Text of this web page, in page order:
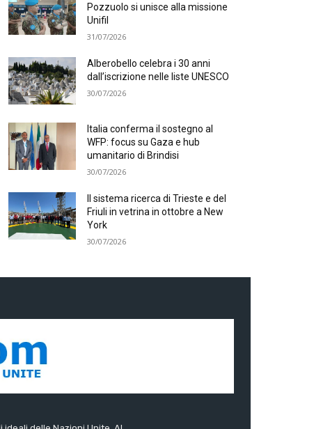
Pozzuolo si unisce alla missione
Unifil
31/07/2026
Alberobello celebra i 30 anni
dall’iscrizione nelle liste UNESCO
30/07/2026
Italia conferma il sostegno al
WFP: focus su Gaza e hub
umanitario di Brindisi
30/07/2026
Il sistema ricerca di Trieste e del
Friuli in vetrina in ottobre a New
York
30/07/2026